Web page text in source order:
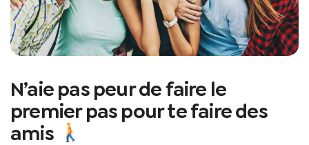
N’aie pas peur de faire le
premier pas pour te faire des
amis